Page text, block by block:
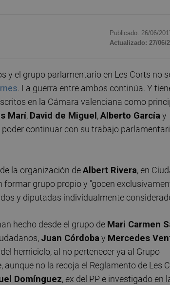
Publicado: 26/06/
Actualizado: 27/06/
y el grupo parlamentario en Les Corts no
. La guerra entre ambos continúa. Y
en la Cámara valenciana como
Marí, David de Miguel ,Alberto García y
continuar con su trabajo
la organización deAlbert Rivera, en
grupo propio y "gocen
y diputadas individualmente
hecho desde el grupo de Mari Carmen
Juan Córdoba y Mercedes
hemiciclo, al no pertenecer ya al Grupo
no la recoja el Reglamento de Les
Domínguez, ex del PP e investigado en